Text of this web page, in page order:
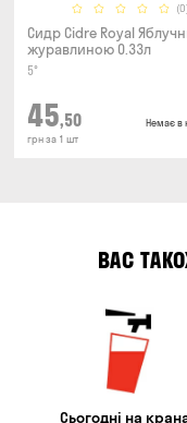
Сидр Cidre Royal
журавлиною 0.33л
5°
45,50
грн за 1 шт
Немає в
ВАС
Сьогодні на